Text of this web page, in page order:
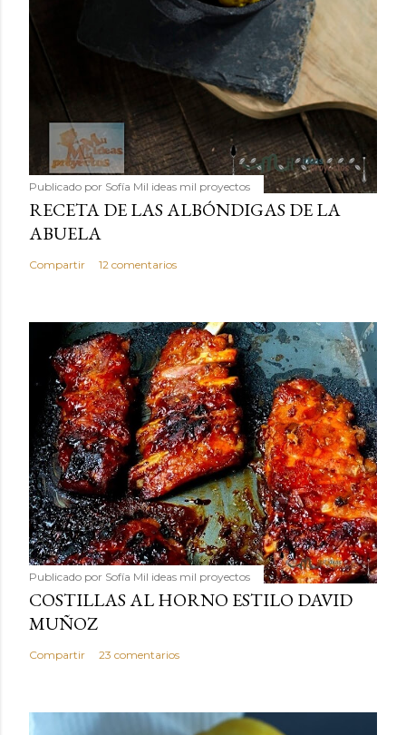
Publicado por Sofía Mil ideas mil proyectos
RECETA DE LAS ALBÓNDIGAS DE LA
ABUELA
Compartir 12 comentarios
Publicado por Sofía Mil ideas mil proyectos
COSTILLAS AL HORNO ESTILO DAVID
MUÑOZ
Compartir 23 comentarios